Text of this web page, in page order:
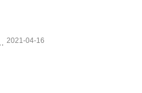
2021-04-16